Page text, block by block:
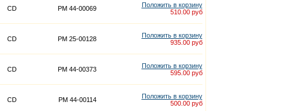
CD PM 44-00069
Положить в корзину
510.00 руб
CD PM 25-00128
Положить в корзину
935.00 руб
CD PM 44-00373
Положить в корзину
595.00 руб
CD PM 44-00114
Положить в корзину
500.00 руб